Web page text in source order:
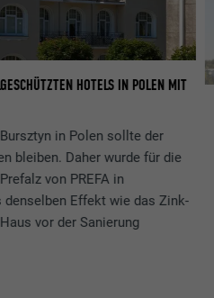
HOTELS IN POLEN MIT
in Polen sollte der
bleiben. Daher wurde für die
von PREFA in
Effekt wie das Zink-
vor der Sanierung